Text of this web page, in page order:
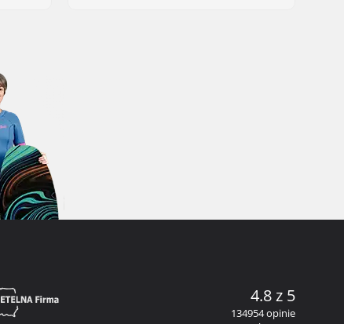
4.8 z 5
134954 opinie